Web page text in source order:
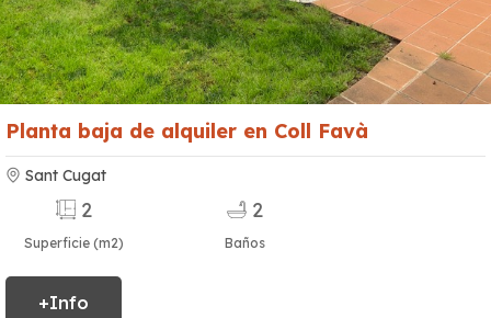
Planta baja de alquiler en Coll Favà
Sant Cugat
2
Superficie (m2)
2
Baños
+Info